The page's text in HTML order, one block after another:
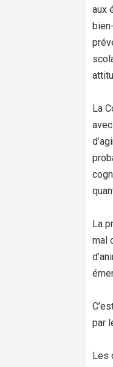
aux
La
La
mal
par
Les